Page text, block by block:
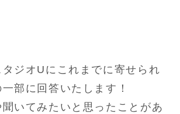
ジオUにこれまでに寄せられ
部に回答いたします！
いてみたいと思ったことがあ